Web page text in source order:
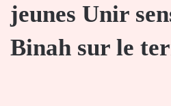
jeunes Unir
Binah sur le